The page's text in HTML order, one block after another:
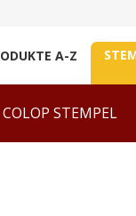
A-Z
COLOP STEMPEL